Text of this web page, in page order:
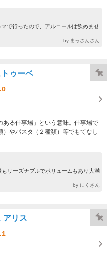
で行ったので、アルコールは飲めませ
by まっさんさん
ゥーベ
ある仕事場」という意味。仕事場で
やパスタ（２種類）等でもてなし
リーズナブルでボリュームもあり大満
by にくさん
アリス